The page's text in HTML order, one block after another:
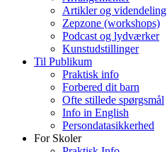
Artikler og videndeling
Zepzone (workshops)
Podcast og lydværker
Kunstudstillinger
Til Publikum
Praktisk info
Forbered dit barn
Ofte stillede spørgsmål
Info in English
Persondatasikkerhed
For Skoler